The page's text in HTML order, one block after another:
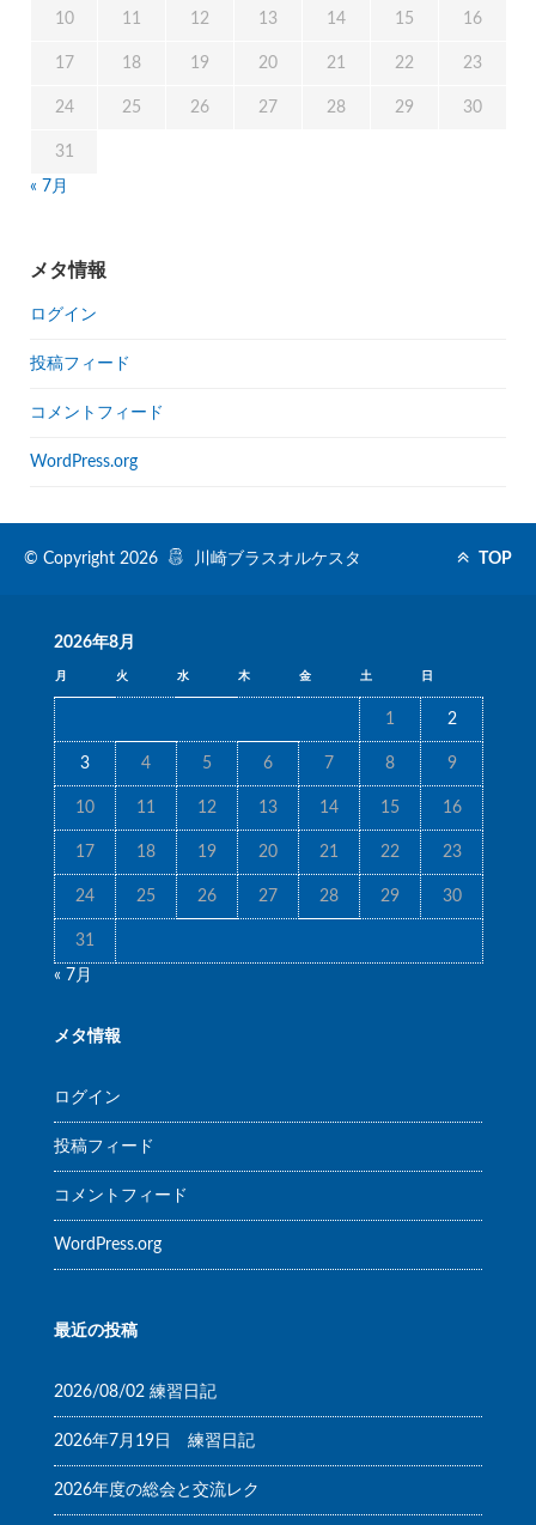
10 11 12 13 14 15 16
17 18 19 20 21 22 23
24 25 26 27 28 29 30
31
« 7月
メタ情報
ログイン
投稿フィード
コメントフィード
WordPress.org
© Copyright 2026 川崎ブラスオルケスタ TOP
2026年8月
月 火 水 木 金 土 日
1 2
3 4 5 6 7 8 9
10 11 12 13 14 15 16
17 18 19 20 21 22 23
24 25 26 27 28 29 30
31
« 7月
メタ情報
ログイン
投稿フィード
コメントフィード
WordPress.org
最近の投稿
2026/08/02 練習日記
2026年7月19日 練習日記
2026年度の総会と交流レク